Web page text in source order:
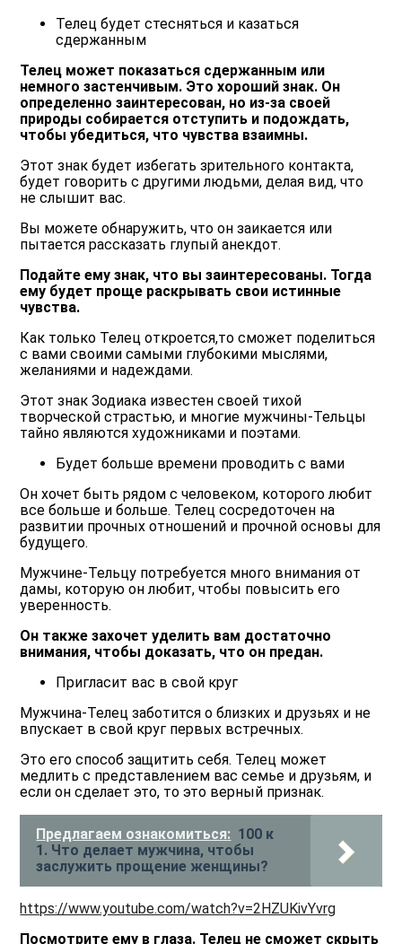
Телец будет стесняться и казаться
сдержанным
Телец может показаться сдержанным или
немного застенчивым. Это хороший знак. Он
определенно заинтересован, но из-за своей
природы собирается отступить и подождать,
чтобы убедиться, что чувства взаимны.
Этот знак будет избегать зрительного контакта,
будет говорить с другими людьми, делая вид, что
не слышит вас.
Вы можете обнаружить, что он заикается или
пытается рассказать глупый анекдот.
Подайте ему знак, что вы заинтересованы. Тогда
ему будет проще раскрывать свои истинные
чувства.
Как только Телец откроется,то сможет поделиться
с вами своими самыми глубокими мыслями,
желаниями и надеждами.
Этот знак Зодиака известен своей тихой
творческой страстью, и многие мужчины-Тельцы
тайно являются художниками и поэтами.
Будет больше времени проводить с вами
Он хочет быть рядом с человеком, которого любит
все больше и больше. Телец сосредоточен на
развитии прочных отношений и прочной основы для
будущего.
Мужчине-Тельцу потребуется много внимания от
дамы, которую он любит, чтобы повысить его
уверенность.
Он также захочет уделить вам достаточно
внимания, чтобы доказать, что он предан.
Пригласит вас в свой круг
Мужчина-Телец заботится о близких и друзьях и не
впускает в свой круг первых встречных.
Это его способ защитить себя. Телец может
медлить с представлением вас семье и друзьям, и
если он сделает это, то это верный признак.
Предлагаем ознакомиться: 100 к
1. Что делает мужчина, чтобы
заслужить прощение женщины?
https://www.youtube.com/watch?v=2HZUKivYvrg
Посмотрите ему в глаза. Телец не сможет скрыть